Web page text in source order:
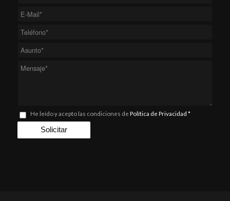
He leído y acepto las condiciones de Política de Privacidad *